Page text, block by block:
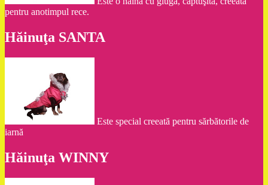
pentru anotimpul rece.
Hăinuţa SANTA
Este special creeată pentru sărbătorile de
iarnă
Hăinuţa WINNY